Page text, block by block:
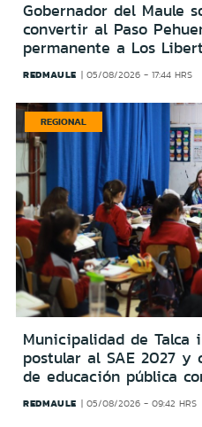
Gobernador del Maule
convertir al Paso
permanente a Los
REDMAULE 05/08/2026 - 17:44 HRS
REGIONAL
Municipalidad de
postular al SAE 2027 y
de educación pública
REDMAULE 05/08/2026 - 09:42 HRS